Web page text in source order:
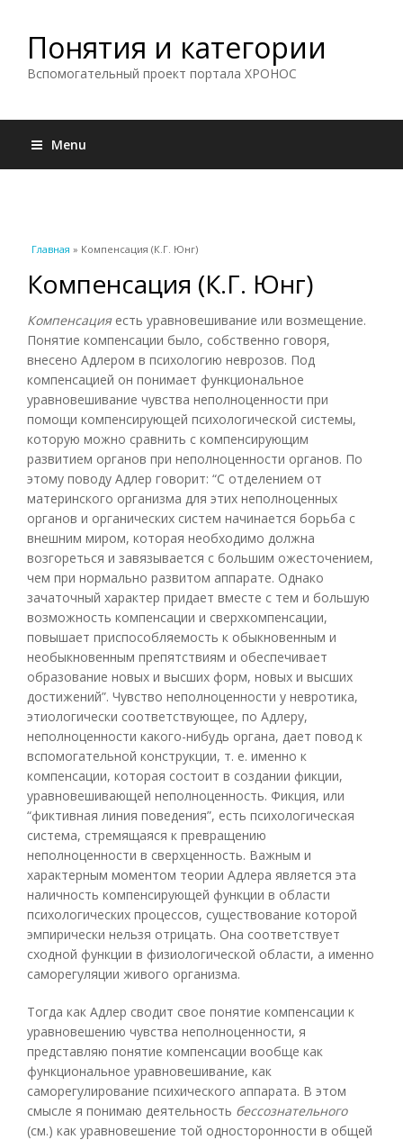
Понятия и категории
Вспомогательный проект портала ХРОНОС
Menu
Вы здесь
Главная » Компенсация (К.Г. Юнг)
Компенсация (К.Г. Юнг)
Компенсацияесть уравновешивание или возмещение.
Понятие компенсации было, собственно говоря,
внесено Адлером в психологию неврозов. Под
компенсацией он понимает функциональное
уравновешивание чувства неполноценности при
помощи компенсирующей психологической системы,
которую можно сравнить с компенсирующим
развитием органов при неполноценности органов. По
этому поводу Адлер говорит: “С отделением от
материнского организма для этих неполноценных
органов и органических систем начинается борьба с
внешним миром, которая необходимо должна
возгореться и завязывается с большим ожесточением,
чем при нормально развитом аппарате. Однако
зачаточный характер придает вместе с тем и большую
возможность компенсации и сверхкомпенсации,
повышает приспособляемость к обыкновенным и
необыкновенным препятствиям и обеспечивает
образование новых и высших форм, новых и высших
достижений”. Чувство неполноценности у невротика,
этиологически соответствующее, по Адлеру,
неполноценности какого-нибудь органа, дает повод к
вспомогательной конструкции, т. е. именно к
компенсации, которая состоит в создании фикции,
уравновешивающей неполноценность. Фикция, или
“фиктивная линия поведения”, есть психологическая
система, стремящаяся к превращению
неполноценности в сверхценность. Важным и
характерным моментом теории Адлеpa является эта
наличность компенсирующей функции в области
психологических процессов, существование которой
эмпирически нельзя отрицать. Она соответствует
сходной функции в физиологической области, а именно
саморегуляции живого организма.
Тогда как Адлер сводит свое понятие компенсации к
уравновешению чувства неполноценности, я
представляю понятие компенсации вообще как
функциональное уравновешивание, как
саморегулирование психического аппарата. В этом
смысле я понимаю деятельность бессознательного
(см.) как уравновешение той односторонности в общей